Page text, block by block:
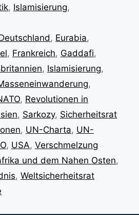
, Islamisierung,
, Eurabia,
, Frankreich, Gaddafi,
, Islamisierung,
,
, Revolutionen in
, Sarkozy, Sicherheitsrat
, UN-Charta, UN-
, USA, Verschmelzung
und dem Nahen Osten,
, Weltsicherheitsrat